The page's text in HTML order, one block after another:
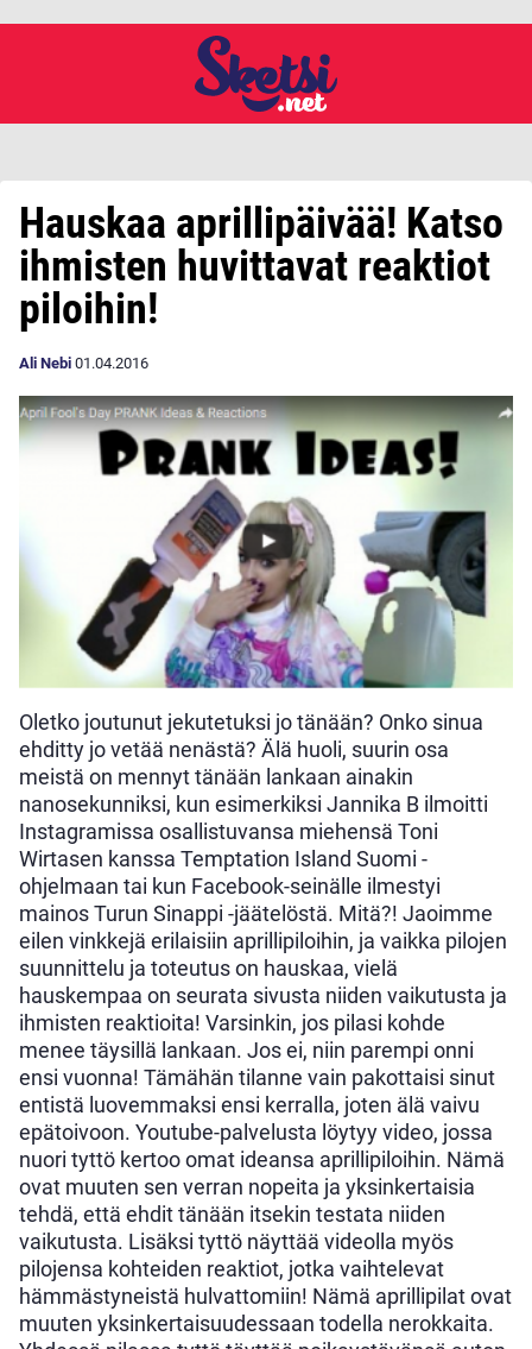
Hauskaa aprillipäivää! Katso
ihmisten huvittavat reaktiot
piloihin!
Ali Nebi 01.04.2016
Oletko joutunut jekutetuksi jo tänään? Onko sinua
ehditty jo vetää nenästä? Älä huoli, suurin osa
meistä on mennyt tänään lankaan ainakin
nanosekunniksi, kun esimerkiksi Jannika B ilmoitti
Instagramissa osallistuvansa miehensä Toni
Wirtasen kanssa Temptation Island Suomi -
ohjelmaan tai kun Facebook-seinälle ilmestyi
mainos Turun Sinappi -jäätelöstä. Mitä?! Jaoimme
eilen vinkkejä erilaisiin aprillipiloihin, ja vaikka pilojen
suunnittelu ja toteutus on hauskaa, vielä
hauskempaa on seurata sivusta niiden vaikutusta ja
ihmisten reaktioita! Varsinkin, jos pilasi kohde
menee täysillä lankaan. Jos ei, niin parempi onni
ensi vuonna! Tämähän tilanne vain pakottaisi sinut
entistä luovemmaksi ensi kerralla, joten älä vaivu
epätoivoon. Youtube-palvelusta löytyy video, jossa
nuori tyttö kertoo omat ideansa aprillipiloihin. Nämä
ovat muuten sen verran nopeita ja yksinkertaisia
tehdä, että ehdit tänään itsekin testata niiden
vaikutusta. Lisäksi tyttö näyttää videolla myös
pilojensa kohteiden reaktiot, jotka vaihtelevat
hämmästyneistä hulvattomiin! Nämä aprillipilat ovat
muuten yksinkertaisuudessaan todella nerokkaita.